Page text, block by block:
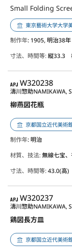
Small Folding
東京藝術大学大学
制作年: 1905, 明治38年
寸法、時間等:縦33.3
APJ
W320238
柳燕図花瓶
濤川惣助NAMIKAWA,
京都国立近代美術
制作年: 明治
材質、技法:無線七宝
寸法、時間等:43.0(高)
APJ
W320237
鶏図長方皿
濤川惣助NAMIKAWA,
京都国立近代美術